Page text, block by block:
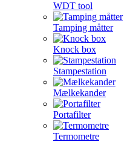
WDT tool
Tamping måtter
Knock box
Stampestation
Mælkekander
Portafilter
Termometre